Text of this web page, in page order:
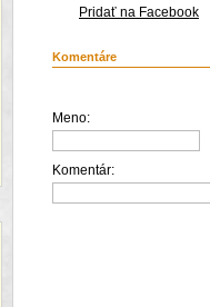
Pridať na Facebook
Komentáre
Meno:
Komentár: